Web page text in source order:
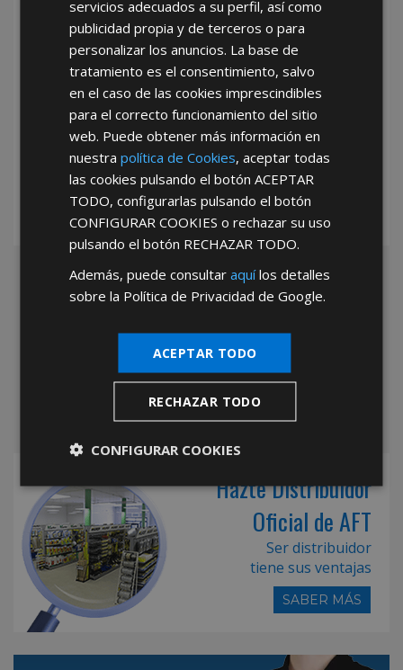
*Abstenerse particulares, sólo venta a tiendas y empresas minoristas y
Hazte Distribuidor
Oficial de AFT
Ser distribuidor
tiene sus ventajas
SABER MÁS
servicios adecuados a su perfil, así como
publicidad propia y de terceros o para
personalizar los anuncios. La base de
tratamiento es el consentimiento, salvo
en el caso de las cookies imprescindibles
para el correcto funcionamiento del sitio
web. Puede obtener más información en
nuestrapolítica de Cookies, aceptar todas
las cookies pulsando el botónACEPTAR
TODO, configurarlas pulsando el botón
CONFIGURAR COOKIES o rechazar su uso
pulsando el botón RECHAZAR TODO.
Además, puede consultaraquílos detalles
sobre la Política de Privacidad de Google.
ACEPTAR TODO
RECHAZAR TODO
CONFIGURAR COOKIES